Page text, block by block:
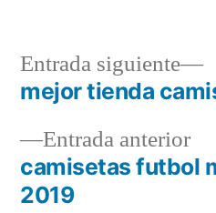
Navegación
de
entradas
Entrada anterior
camisetas futbol
2019
Entrada siguiente
mejor tienda